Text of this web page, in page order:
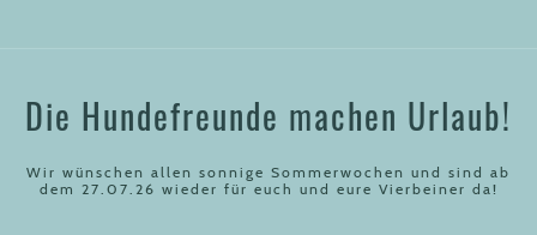
Die Hundefreunde machen Urlaub!
Wir wünschen allen sonnige Sommerwochen und sind ab
dem 27.07.26 wieder für euch und eure Vierbeiner da!